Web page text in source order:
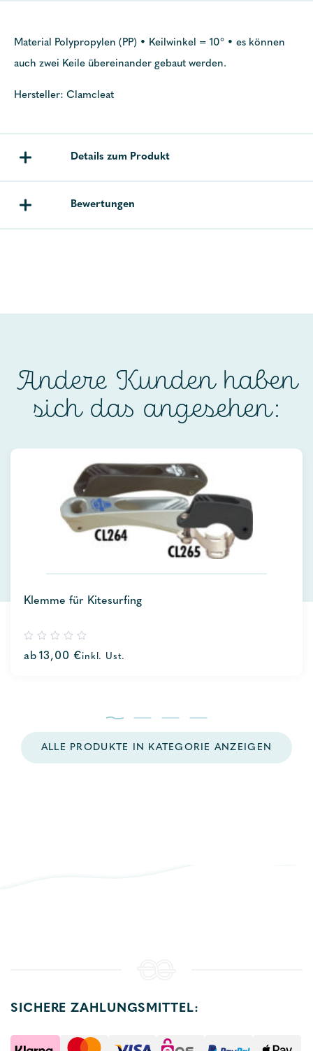
Material Polypropylen (PP) • Keilwinkel = 10° • es können
auch zwei Keile übereinander gebaut werden.
Hersteller: Clamcleat
Details zum Produkt
Bewertungen
Andere Kunden haben
sich das angesehen:
Klemme für Kitesurfing
out
ab 13,00€inkl. Ust.
ALLE PRODUKTE IN KATEGORIE ANZEIGEN
SICHERE ZAHLUNGSMITTEL: